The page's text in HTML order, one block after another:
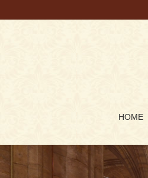
ン
ビ
HOME